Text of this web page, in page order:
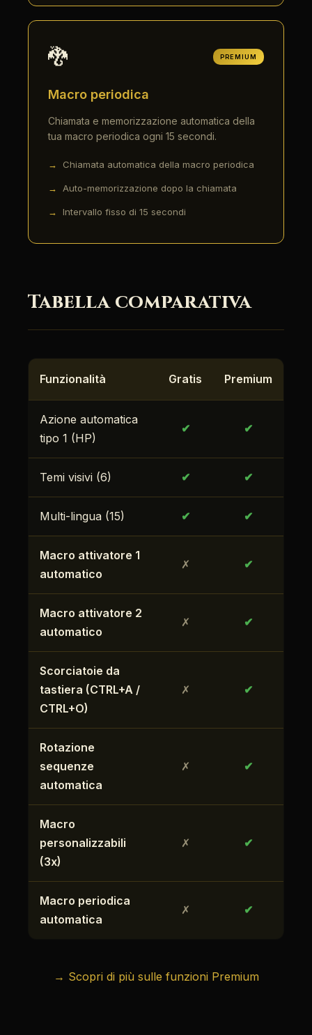
🐉 PREMIUM
Macro periodica
Chiamata e memorizzazione automatica della
tua macro periodica ogni 15 secondi.
Chiamata automatica della macro periodica
Auto-memorizzazione dopo la chiamata
Intervallo fisso di 15 secondi
Tabella comparativa
Funzionalità Gratis Premium
Azione automatica
tipo 1 (HP)
✔ ✔
Temi visivi (6) ✔ ✔
Multi-lingua (15) ✔ ✔
Macro attivatore 1
automatico
✗ ✔
Macro attivatore 2
automatico
✗ ✔
Scorciatoie da
tastiera (CTRL+A /
CTRL+O)
✗ ✔
Rotazione
sequenze
automatica
✗ ✔
Macro
personalizzabili
(3x)
✗ ✔
Macro periodica
automatica
✗ ✔
→ Scopri di più sulle funzioni Premium